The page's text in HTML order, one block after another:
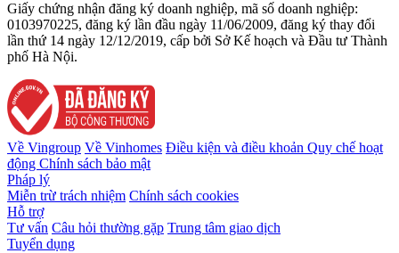
Giấy chứng nhận đăng ký doanh nghiệp, mã số doanh nghiệp:
0103970225, đăng ký lần đầu ngày 11/06/2009, đăng ký thay đổi
lần thứ 14 ngày 12/12/2019, cấp bởi Sở Kế hoạch và Đầu tư Thành
phố Hà Nội.
Về Vingroup Về Vinhomes Điều kiện và điều khoản Quy chế hoạt
động Chính sách bảo mật
Pháp lý
Miễn trừ trách nhiệm Chính sách cookies
Hỗ trợ
Tư vấn Câu hỏi thường gặp Trung tâm giao dịch
Tuyển dụng